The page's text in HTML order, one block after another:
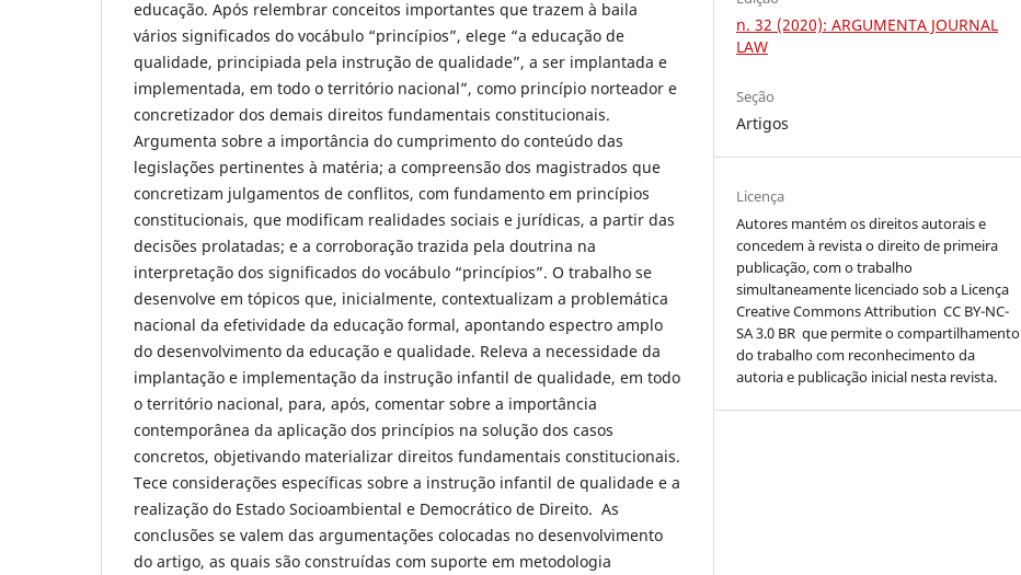
educação. Após relembrar conceitos importantes que trazem à baila
vários significados do vocábulo “princípios”, elege “a educação de
qualidade, principiada pela instrução de qualidade”, a ser implantada e
implementada, em todo o território nacional”, como princípio norteador e
concretizador dos demais direitos fundamentais constitucionais.
Argumenta sobre a importância do cumprimento do conteúdo das
legislações pertinentes à matéria; a compreensão dos magistrados que
concretizam julgamentos de conflitos, com fundamento em princípios
constitucionais, que modificam realidades sociais e jurídicas, a partir das
decisões prolatadas; e a corroboração trazida pela doutrina na
interpretação dos significados do vocábulo “princípios”. O trabalho se
desenvolve em tópicos que, inicialmente, contextualizam a problemática
nacional da efetividade da educação formal, apontando espectro amplo
do desenvolvimento da educação e qualidade. Releva a necessidade da
implantação e implementação da instrução infantil de qualidade, em todo
o território nacional, para, após, comentar sobre a importância
contemporânea da aplicação dos princípios na solução dos casos
concretos, objetivando materializar direitos fundamentais constitucionais.
Tece considerações específicas sobre a instrução infantil de qualidade e a
realização do Estado Socioambiental e Democrático de Direito. As
conclusões se valem das argumentações colocadas no desenvolvimento
do artigo, as quais são construídas com suporte em metodologia
n. 32 (2020): ARGUMENTA JOURNAL
LAW
Seção
Artigos
Licença
Autores mantém os direitos autorais e
concedem à revista o direito de primeira
publicação, com o trabalho
simultaneamente licenciado sob a Licença
Creative Commons Attribution CC BY-NC-
SA 3.0 BR que permite o compartilhamento
do trabalho com reconhecimento da
autoria e publicação inicial nesta revista.